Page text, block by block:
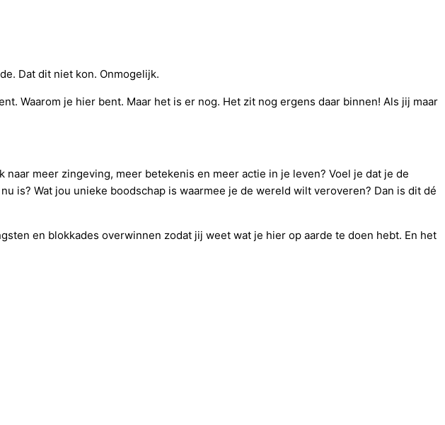
Dat dit niet kon. Onmogelijk.
Waarom je hier bent. Maar het is er nog. Het zit nog ergens daar binnen! Als jij maar
meer zingeving, meer betekenis en meer actie in je leven? Voel je dat je de
is? Wat jou unieke boodschap is waarmee je de wereld wilt veroveren? Dan is dit dé
en blokkades overwinnen zodat jij weet wat je hier op aarde te doen hebt. En het